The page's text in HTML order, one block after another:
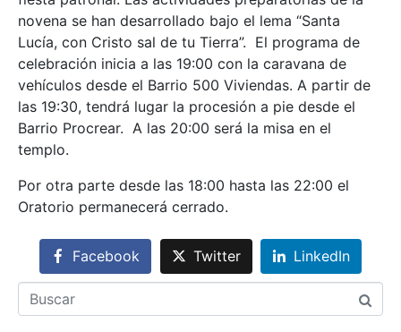
novena se han desarrollado bajo el lema “Santa
Lucía, con Cristo sal de tu Tierra”. El programa de
celebración inicia a las 19:00 con la caravana de
vehículos desde el Barrio 500 Viviendas. A partir de
las 19:30, tendrá lugar la procesión a pie desde el
Barrio Procrear. A las 20:00 será la misa en el
templo.
Por otra parte desde las 18:00 hasta las 22:00 el
Oratorio permanecerá cerrado.
Facebook Twitter LinkedIn